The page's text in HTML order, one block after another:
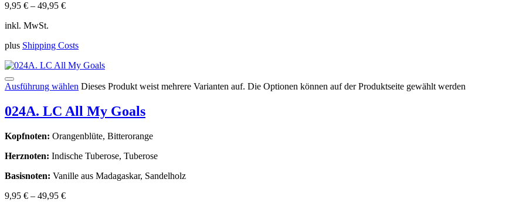
9,95 € – 49,95 €
inkl. MwSt.
plus Shipping Costs
Ausführung wählen Dieses Produkt weist mehrere Varianten auf. Die Optionen können auf der Produktseite gewählt werden
024A. LC All My Goals
Kopfnoten: Orangenblüte, Bitterorange
Herznoten: Indische Tuberose, Tuberose
Basisnoten: Vanille aus Madagaskar, Sandelholz
9,95 € – 49,95 €